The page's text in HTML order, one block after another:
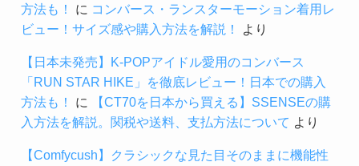
方法も！
に コンバース・ランスターモーション着用レ
ビュー！サイズ感や購入方法を解説！
より
【日本未発売】K-POPアイドル愛用のコンバース
「RUN STAR HIKE」を徹底レビュー！日本での購入
方法も！
に
【CT70を日本から買える】SSENSEの購
入方法を解説。関税や送料、支払方法について より
【Comfycush】クラシックな見た目そのままに機能性